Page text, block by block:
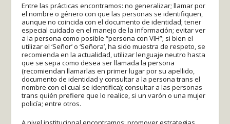
Entre las prácticas encontramos: no generalizar; llamar por
el nombre o género con que las personas se identifiquen,
aunque no coincida con el documento de identidad; tener
especial cuidado en el manejo de la información; evitar ver
a la persona como posible “persona con VIH”; si bien el
utilizar el ‘Señor’ o ‘Señora’, ha sido muestra de respeto, se
recomienda en la actualidad, utilizar lenguaje neutro hasta
que se sepa como desea ser llamada la persona
(recomiendan llamarlas en primer lugar por su apellido,
documento de identidad y consultar a la persona trans el
nombre con el cual se identifica); consultar a las personas
trans quién prefiere que lo realice, si un varón o una mujer
policía; entre otros.